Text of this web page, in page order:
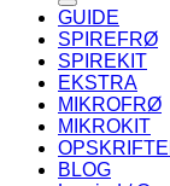
GUIDE
SPIREFRØ
SPIREKIT
EKSTRA
MIKROFRØ
MIKROKIT
BLOG